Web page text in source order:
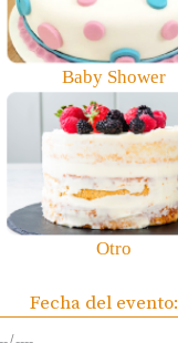
Fecha del evento: